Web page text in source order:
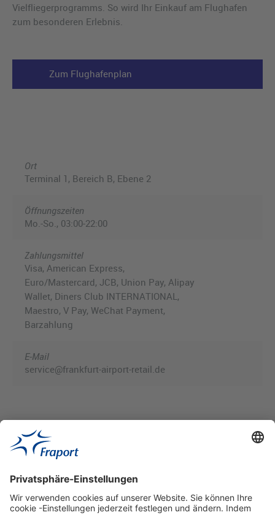
Vielfliegerprogramms. So wird Ihr Einkauf am Flughafen
zum besonderen Erlebnis.
Zum Flughafenplan
Ort
Terminal 1, Bereich B, Ebene 2
Öffnungszeiten
Mo.-So., 03:00-22:00
Zahlungsmittel
Visa, American Express,
Euro/Mastercard, JCB, Union Pay, Alipay
Wallet, Diners Club INTERNATIONAL,
Maestro, V Pay, WeChat Payment,
Barzahlung
E-Mail
service@frankfurt-airport-retail.de